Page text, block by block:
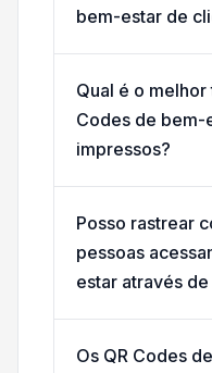
bem-estar de
Qual é o melhor
Codes de bem-
impressos?
Posso rastrear
pessoas
estar através
Os QR Codes